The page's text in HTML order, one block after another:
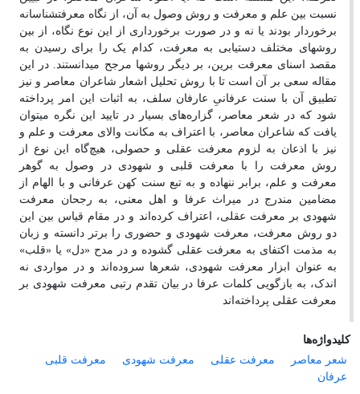
نسبت بین علم و معرفت و روش وصول به آن، از نگاه معرفت‏شناسانه
برخوردار بودند یا نه و در صورت برخورداری از این نوع نگاه، از بین
روش‏های مختلف دست‏یابی به معرفت، کدام یک را برای رسیدن به
مقصد اسنای معرفت برین، بر دیگر روش‏ها مرجح می‏دانستند. در این
مقاله سعی بر آن است تا با روش تحلیل اشعار شاعران معاصر و نیز
تطبیق آن با سنت عرفانیِ عارفان سلف، به اثبات این امر پرداخته
شود که در شعر معاصر، گزاره‌های بسیار در تایید این نگره می‏توان
یافت که شاعران معاصر، با اعتراف به مکانت والای معرفت و علم و
نیز با اذعان به لزوم معرفت عقلی و حصولی، هیچ‌گاه این نوع از
روش معرفت را با معرفت قلبی و شهودی در وصول به گوهر
معرفت و علم، برابر ننهاده و به تبع سنت کهن عرفانی و با الهام از
مضامین مندرج در میراث عرفا و اهل معنی، به رجحان معرفت
شهودی بر معرفت عقلی، اعتراف کرده‌‌اند و در مقام قیاس بین این
دو روش معرفت، معرفت شهودی و حضوری را برتر دانسته و زبان
به مذمت اکتفای به معرفت عقلی گشوده و در مدح «دل» یا «قلب»
به عنوان ابزار معرفت شهودی، شعرها سروده‌اند و در مواردی نه
اندک، به بازگویی کلمات عرفا در بیان تقدم رتبی معرفت شهودی بر
معرفت عقلی پرداخته‌اند
کلیدواژه‌ها
شعر معاصر
معرفت عقلی معرفت شهودی
معرفت قلبی
عرفان